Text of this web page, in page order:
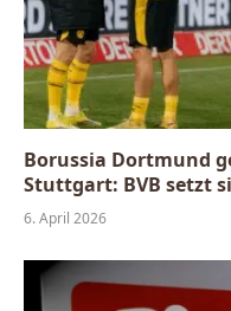
Borussia Dortmund
Stuttgart: BVB setzt
6. April 2026